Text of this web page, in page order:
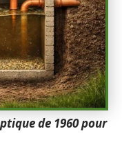
de 1960 pour